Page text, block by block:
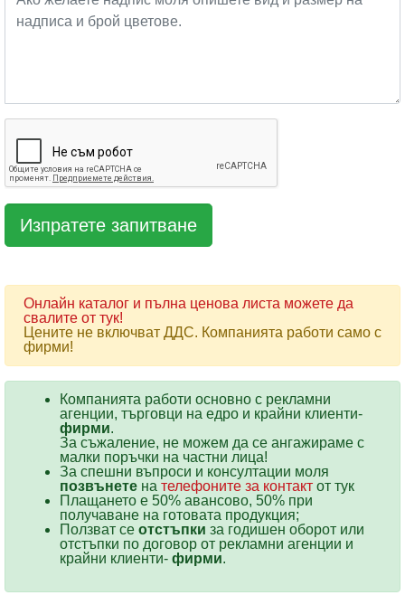
Онлайн каталог и пълна ценова листа можете да
свалите от тук!
Цените не включват ДДС. Компанията работи само с
фирми!
Компанията работи основно с рекламни
агенции, търговци на едро и крайни клиенти-
фирми.
За съжаление, не можем да се ангажираме с
малки поръчки на частни лица!
За спешни въпроси и консултации моля
позвънете на телефоните за контакт от тук
Плащането е 50% авансово, 50% при
получаване на готовата продукция;
Ползват се отстъпки за годишен оборот или
отстъпки по договор от рекламни агенции и
крайни клиенти- фирми.